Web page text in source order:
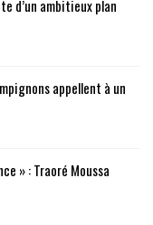
d’un ambitieux plan
appellent à un
» : Traoré Moussa